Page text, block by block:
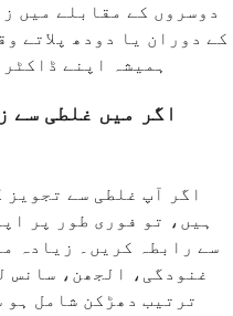
دوسروں کے مقابلے میں
کے دوران یا دودھ پلاتے
ہمیشہ اپنے
اگر میں غلطی سے
اگر آپ غلطی سے
ہیں، تو فوری طور پر
سے رابطہ کریں۔ زیادہ
غنودگی، الجھن، سانس
ترتیب دھڑکن شامل ہو